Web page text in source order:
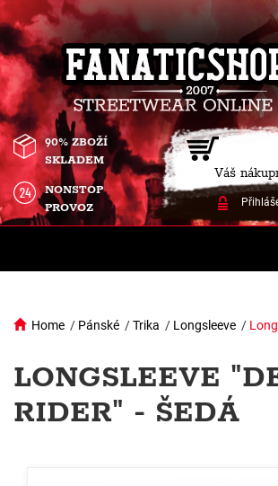
Váš
90% ZBOŽÍ
SKLADEM
NONSTOP
PROVOZ
Home / Pánské /Trika / Longsleeve /
LONGSLEEVE
RIDER" - ŠEDÁ